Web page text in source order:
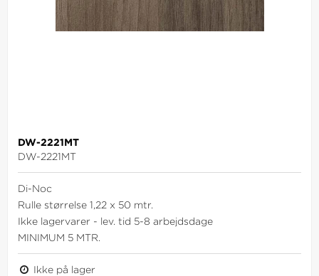
DW-2221MT
DW-2221MT
Di-Noc
Rulle størrelse 1,22 x 50 mtr.
Ikke lagervarer - lev. tid 5-8 arbejdsdage
MINIMUM 5 MTR.
Ikke på lager